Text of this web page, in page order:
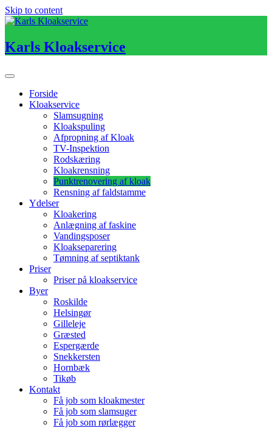
Skip to content
Karls Kloakservice
Forside
Kloakservice
Slamsugning
Kloakspuling
Afpropning af Kloak
TV-Inspektion
Rodskæring
Kloakrensning
Punktrenovering af kloak
Rensning af faldstamme
Ydelser
Kloakering
Anlægning af faskine
Vandingsposer
Kloakseparering
Tømning af septiktank
Priser
Priser på kloakservice
Byer
Roskilde
Helsingør
Gilleleje
Græsted
Espergærde
Snekkersten
Hornbæk
Tikøb
Kontakt
Få job som kloakmester
Få job som slamsuger
Få job som rørlægger